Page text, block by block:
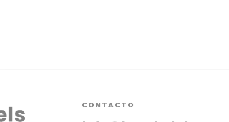
CONTACTO